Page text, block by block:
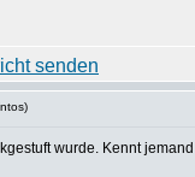
wurde. Kennt